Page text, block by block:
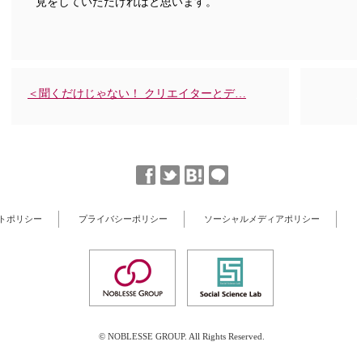
＜聞くだけじゃない！ クリエイターとデ…
ポリシー プライバシーポリシー ソーシャルメディアポリシー
© NOBLESSE GROUP. All Rights Reserved.